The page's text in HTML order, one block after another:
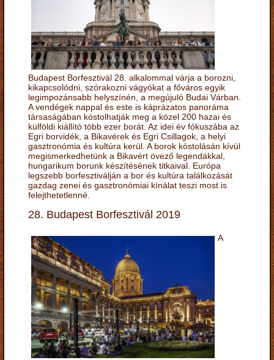
Budapest Borfesztivál 28. alkalommal várja a borozni,
kikapcsolódni, szórakozni vágyókat a főváros egyik
legimpozánsabb helyszínén, a megújuló Budai Várban.
A vendégek nappal és este is káprázatos panoráma
társaságában kóstolhatják meg a közel 200 hazai és
külföldi kiállító több ezer borát. Az idei év fókuszába az
Egri borvidék, a Bikavérek és Egri Csillagok, a helyi
gasztronómia és kultúra kerül. A borok kóstolásán kívül
megismerkedhetünk a Bikavért övező legendákkal,
hungarikum borunk készítésének titkaival. Európa
legszebb borfesztiválján a bor és kultúra találkozását
gazdag zenei és gasztronómiai kínálat teszi most is
felejthetetlenné.
28. Budapest Borfesztivál 2019
A